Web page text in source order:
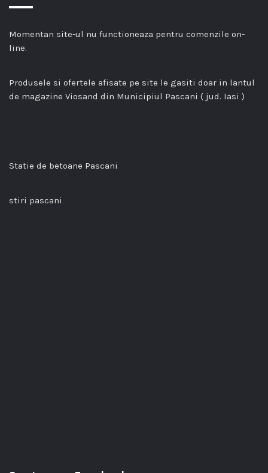
Momentan site-ul nu functioneaza pentru comenzile on-
line.
Produsele si ofertele afisate pe site le gasiti doar in lantul
de magazine Viosand din Municipiul Pascani ( jud. Iasi )
Statie de betoane Pascani
stiri pascani